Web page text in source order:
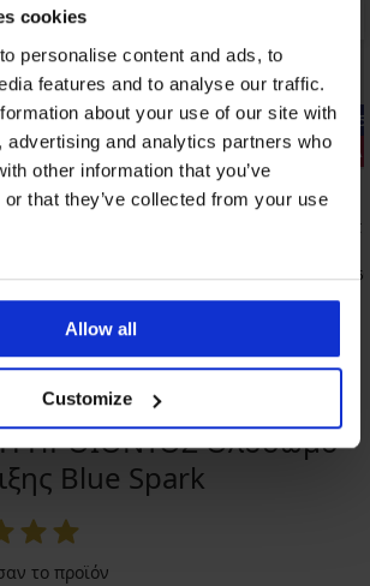
cookies
personalise content and ads, to
features and to analyse our traffic.
about your use of our site with
advertising and analytics partners who
other information that you’ve
that they’ve collected from your use
Allow all
Customize
5
Lace Nature
-25% ALL25
3+1
Brazil
17,24 €
ΠΡΟΪΟΝΤΟΣ Ολόσωμο
Blue Spark
το προϊόν